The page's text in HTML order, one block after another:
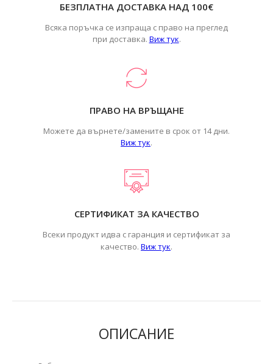
БЕЗПЛАТНА ДОСТАВКА НАД 100€
Всяка поръчка се изпраща с право на преглед
при доставка. Виж тук.
ПРАВО НА ВРЪЩАНЕ
Можете да върнете/замените в срок от 14 дни.
Виж тук.
СЕРТИФИКАТ ЗА КАЧЕСТВО
Всеки продукт идва с гаранция и сертификат за
качество. Виж тук.
ОПИСАНИЕ